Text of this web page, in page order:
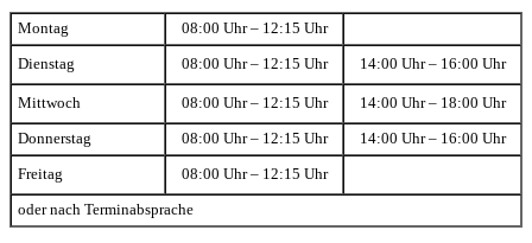
Montag 08:00 Uhr – 12:15 Uhr
Dienstag 08:00 Uhr – 12:15 Uhr 14:00 Uhr – 16:00 Uhr
Mittwoch 08:00 Uhr – 12:15 Uhr 14:00 Uhr – 18:00 Uhr
Donnerstag 08:00 Uhr – 12:15 Uhr 14:00 Uhr – 16:00 Uhr
Freitag 08:00 Uhr – 12:15 Uhr
oder nach Terminabsprache